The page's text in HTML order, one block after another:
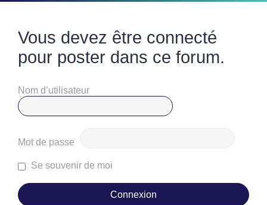
Vous devez être connecté
pour poster dans ce forum.
Nom d’utilisateur
Mot de passe
Se souvenir de moi